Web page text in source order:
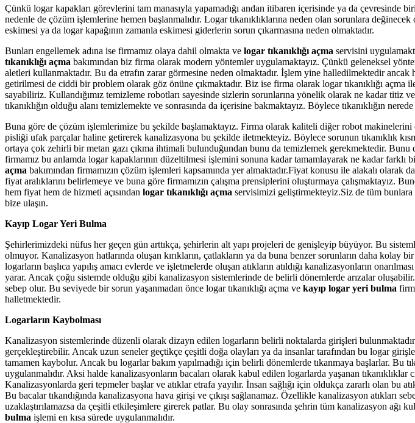
Çünkü logar kapakları görevlerini tam manasıyla yapamadığı andan itibaren içerisinde ya da
nedenle de çözüm işlemlerine hemen başlanmalıdır. Logar tıkanıklıklarına neden olan sorunlara
eskimesi ya da logar kapağının zamanla eskimesi giderlerin sorun çıkarmasına neden olmaktadır.
Bunları engellemek adına ise firmamız olaya dahil olmakta ve logar tıkanıklığı açma servisini
tıkanıklığı açma bakımından biz firma olarak modern yöntemler uygulamaktayız. Çünkü geleneksel
aletleri kullanmaktadır. Bu da etrafın zarar görmesine neden olmaktadır. İşlem yine halledilmektedir
getirilmesi de ciddi bir problem olarak göz önüne çıkmaktadır. Biz ise firma olarak logar tıkanıklığı
sayabiliriz. Kullandığımız temizleme robotları sayesinde sizlerin sorunlarına yönelik olarak ne kadar titiz
tıkanıklığın olduğu alanı temizlemekte ve sonrasında da içerisine bakmaktayız. Böylece tıkanıklığın
Buna göre de çözüm işlemlerimize bu şekilde başlamaktayız. Firma olarak kaliteli diğer robot makinelerini
pisliği ufak parçalar haline getirerek kanalizasyona bu şekilde iletmekteyiz. Böylece sorunun tıkanıklık
ortaya çok zehirli bir metan gazı çıkma ihtimali bulunduğundan bunu da temizlemek gerekmektedir.
firmamız bu anlamda logar kapaklarının düzeltilmesi işlemini sonuna kadar tamamlayarak ne kadar
açma bakımından firmamızın çözüm işlemleri kapsamında yer almaktadır.Fiyat konusu ile alakalı
fiyat aralıklarını belirlemeye ve buna göre firmamızın çalışma prensiplerini oluşturmaya çalışmaktayız.
hem fiyat hem de hizmeti açısından logar tıkanıklığı açma servisimizi geliştirmekteyiz.Siz de tüm bunlara
bize ulaşın.
Kayıp Logar Yeri Bulma
Şehirlerimizdeki nüfus her geçen gün arttıkça, şehirlerin alt yapı projeleri de genişleyip büyüyor. Bu
olmuyor. Kanalizasyon hatlarında oluşan kırıkların, çatlakların ya da buna benzer sorunların daha
logarların başlıca yapılış amacı evlerde ve işletmelerde oluşan atıkların atıldığı kanalizasyonların
yarar. Ancak çoğu sistemde olduğu gibi kanalizasyon sistemlerinde de belirli dönemlerde arızalar
sebep olur. Bu seviyede bir sorun yaşanmadan önce logar tıkanıklığı açma ve kayıp logar yeri bulma
halletmektedir.
Logarların Kaybolması
Kanalizasyon sistemlerinde düzenli olarak dizayn edilen logarların belirli noktalarda girişleri
gerçekleştirebilir. Ancak uzun seneler geçtikçe çeşitli doğa olayları ya da insanlar tarafından bu logar
tamamen kaybolur. Ancak bu logarlar bakım yapılmadığı için belirli dönemlerde tıkanmaya başlarlar. Bu
uygulanmalıdır. Aksi halde kanalizasyonların bacaları olarak kabul edilen logarlarda yaşanan
Kanalizasyonlarda geri tepmeler başlar ve atıklar etrafa yayılır. İnsan sağlığı için oldukça zararlı olan bu
Bu bacalar tıkandığında kanalizasyona hava girişi ve çıkışı sağlanamaz. Özellikle kanalizasyon atıkları
uzaklaştırılamazsa da çeşitli etkileşimlere girerek patlar. Bu olay sonrasında şehrin tüm kanalizasyon ağı
bulma işlemi en kısa sürede uygulanmalıdır.